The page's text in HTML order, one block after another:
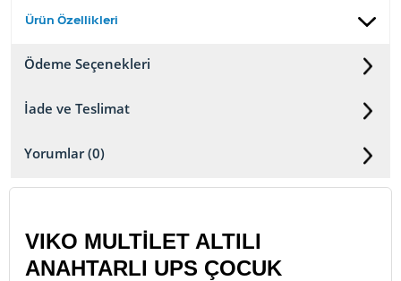
Ürün Özellikleri
Ödeme Seçenekleri
İade ve Teslimat
Yorumlar (0)
VIKO MULTİLET ALTILI
ANAHTARLI UPS ÇOCUK